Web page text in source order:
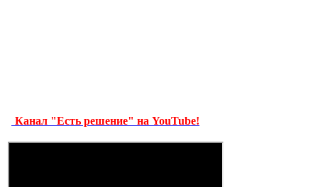
Канал "Есть решение" на YouTube!